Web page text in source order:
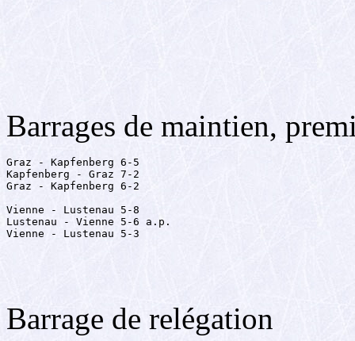
Barrages de maintien,
Graz - Kapfenberg 6-5
Kapfenberg - Graz 7-2
Graz - Kapfenberg 6-2
Vienne - Lustenau 5-8
Lustenau - Vienne 5-6 a.p.
Vienne - Lustenau 5-3
Barrage de relégation